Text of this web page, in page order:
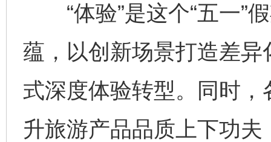
“体验”是这个“五一”
蕴，以创新场景打造差
式深度体验转型。同时
升旅游产品品质上下功